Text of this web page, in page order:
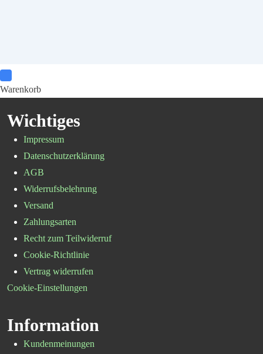
Warenkorb
Wichtiges
Impressum
Datenschutzerklärung
AGB
Widerrufsbelehrung
Versand
Zahlungsarten
Recht zum Teilwiderruf
Cookie-Richtlinie
Vertrag widerrufen
Cookie-Einstellungen
Information
Kundenmeinungen